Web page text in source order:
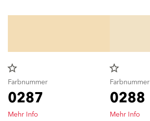
star_border
Farbnummer
0287
Mehr Info
star_border
Farbnummer
0288
Mehr Info